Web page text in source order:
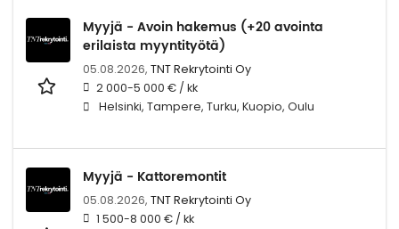
Myyjä - Avoin hakemus (+20 avointa
erilaista myyntityötä)
05.08.2026, TNT Rekrytointi Oy
2 000-5 000 € / kk
Helsinki, Tampere, Turku, Kuopio, Oulu
Myyjä - Kattoremontit
05.08.2026, TNT Rekrytointi Oy
1 500-8 000 € / kk